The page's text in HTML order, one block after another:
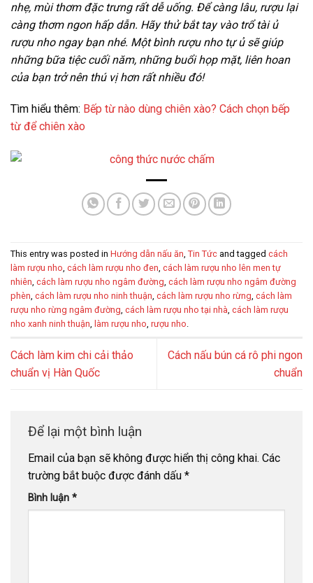
nhẹ, mùi thơm đặc trưng rất dễ uống. Để càng lâu, rượu lại
càng thơm ngon hấp dẫn. Hãy thử bắt tay vào trổ tài ủ
rượu nho ngay bạn nhé. Một bình rượu nho tự ủ sẽ giúp
những bữa tiệc cuối năm, những buổi họp mặt, liên hoan
của bạn trở nên thú vị hơn rất nhiều đó!
Tìm hiểu thêm: Bếp từ nào dùng chiên xào? Cách chọn bếp
từ để chiên xào
This entry was posted in Hướng dẫn nấu ăn Tin Tức and tagged cách
làm rượu nho cách làm rượu nho đen cách làm rượu nho lên men tự
nhiên cách làm rượu nho ngâm đường cách làm rượu nho ngâm đường
phèn cách làm rượu nho ninh thuận cách làm rượu nho rừng cách làm
rượu nho rừng ngâm đường cách làm rượu nho tại nhà cách làm rượu
nho xanh ninh thuận
làm rượu nho rượu nho
Cách làm kim chi cải thảo
chuẩn vị Hàn Quốc
Cách nấu bún cá rô phi ngon
chuẩn
Để lại một bình luận
Email của bạn sẽ không được hiển thị công khai. Các
trường bắt buộc được đánh dấu *
Bình luận *